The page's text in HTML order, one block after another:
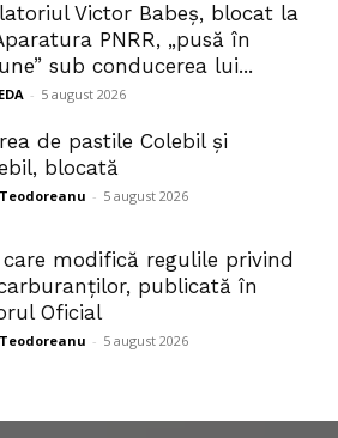
Victor Babeș, blocat la
PNRR, „pusă în
sub conducerea lui...
- 5 august 2026
de pastile Colebil și
blocată
- 5 august 2026
care modifică regulile privind
publicată în
Oficial
- 5 august 2026